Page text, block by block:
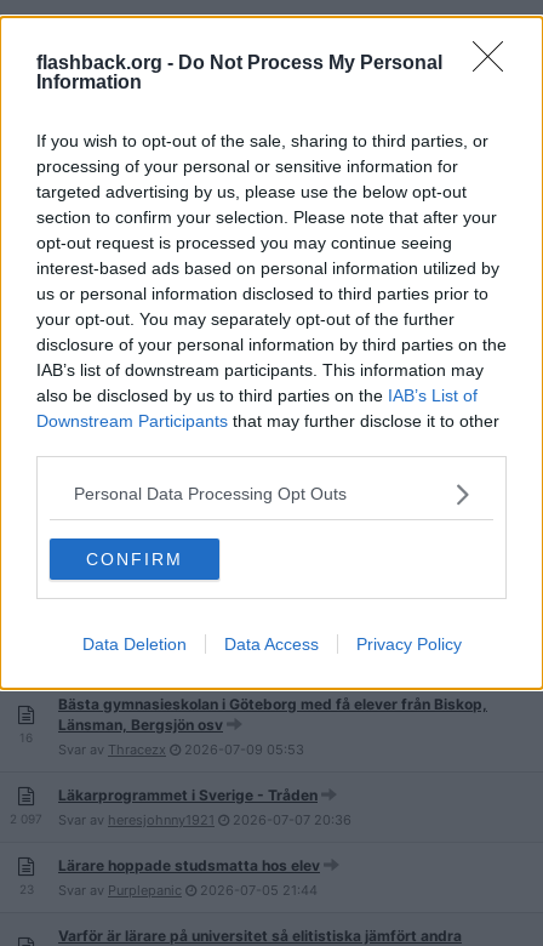
flashback.org - Do Not Process My Personal
Information
If you wish to opt-out of the sale, sharing to third parties, or
processing of your personal or sensitive information for
targeted advertising by us, please use the below opt-out
section to confirm your selection. Please note that after your
opt-out request is processed you may continue seeing
interest-based ads based on personal information utilized by
us or personal information disclosed to third parties prior to
your opt-out. You may separately opt-out of the further
disclosure of your personal information by third parties on the
IAB’s list of downstream participants. This information may
also be disclosed by us to third parties on the IAB’s List of
Downstream Participants that may further disclose it to other
Personal Data Processing Opt Outs
CONFIRM
Data Deletion Data Access Privacy Policy
Vilken utbildning om man vill kunna jobba vart som helst i världen?
Svar avNeksnor 2026-07-1217:57
6 606
vinterskymning 2026-07-11
Varför är YH-utbildningar oattraktiva på arbetsmarknaden?
Svar avMREnzoWrange 2026-07-1110:21
Hur mycket har chatgpt hjälpt er med studier?
Svar avbofop 2026-07-11 08:46
1 284
Fuskare på högskoleprovet som blivit underkända
Svar avEmmeLee 2026-07-0920:31
Pappa anmälde förskola för pridevecka – förskolan utreds nu av JO
Svar avTallholm 2026-07-0914:40
Investment banking - utbildningar
Svar avdkj528 2026-07-09
civilingenjör?
2026-07-09
16
Bästa gymnasieskolan i Göteborg med få elever från Biskop,
Länsman, Bergsjön osv
Svar av Thracezx 2026-07-09 05:53
2 097
Läkarprogrammet i Sverige - Tråden
Svar av heresjohnny1921 2026-07-07 20:36
23
Lärare hoppade studsmatta hos elev
Svar av Purplepanic 2026-07-05 21:44
Varför är lärare på universitet så elitistiska jämfört andra